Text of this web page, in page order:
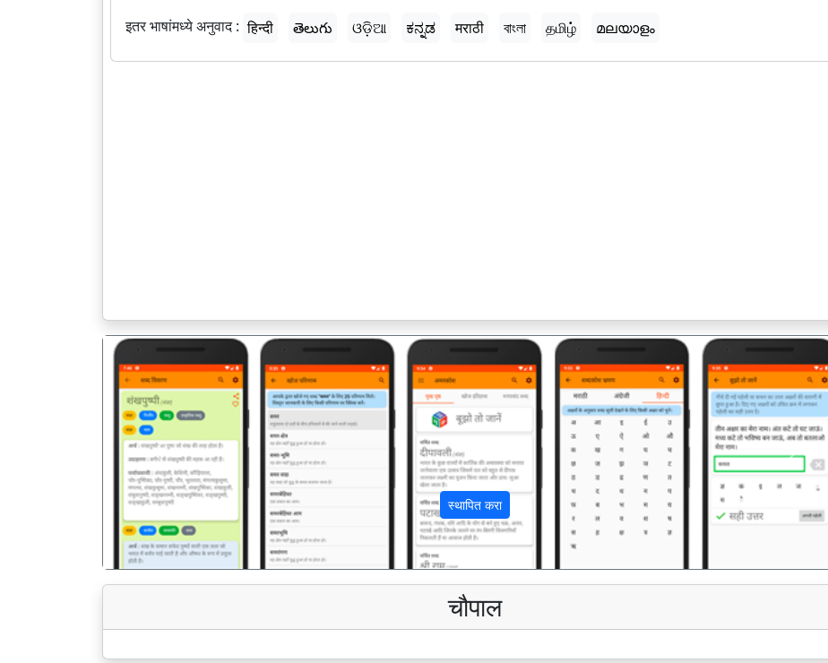
इतर भाषांमध्ये अनुवाद : हिन्दी తెలుగు ଓଡ଼ିଆ ಕನ್ನಡ मराठी বাংলা தமிழ் മലയാളം
स्थापित करा
पिछला अगला
चौपाल